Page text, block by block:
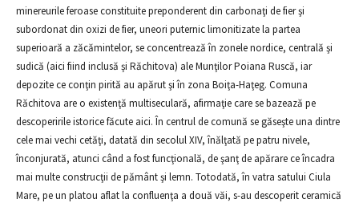
minereurile feroase constituite preponderent din carbonaţi de fier şi
subordonat din oxizi de fier, uneori puternic limonitizate la partea
superioară a zăcămintelor, se concentrează în zonele nordice, centrală şi
sudică (aici fiind inclusă şi Răchitova) ale Munţilor Poiana Ruscă, iar
depozite ce conţin pirită au apărut şi în zona Boiţa-Haţeg. Comuna
Răchitova are o existenţă multiseculară, afirmaţie care se bazează pe
descoperirile istorice făcute aici. În centrul de comună se găseşte una dintre
cele mai vechi cetăţi, datată din secolul XIV, înălţată pe patru nivele,
înconjurată, atunci când a fost funcţională, de şanţ de apărare ce încadra
mai multe construcţii de pământ şi lemn. Totodată, în vatra satului Ciula
Mare, pe un platou aflat la confluenţa a două văi, s-au descoperit ceramică